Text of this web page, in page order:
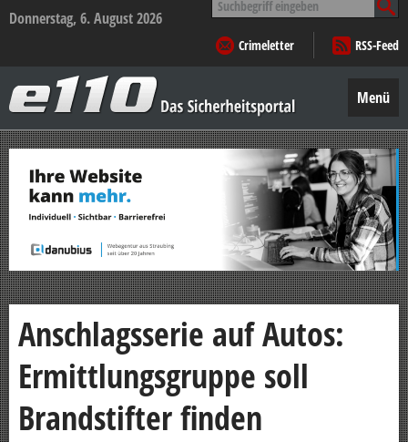
Donnerstag, 6. August 2026
nach:
Crimeletter
RSS-Feed
–
Das
Sicherheitsportal
Menü
Zum
Inhalt
springen
Anschlagsserie auf Autos:
Ermittlungsgruppe soll
Brandstifter finden